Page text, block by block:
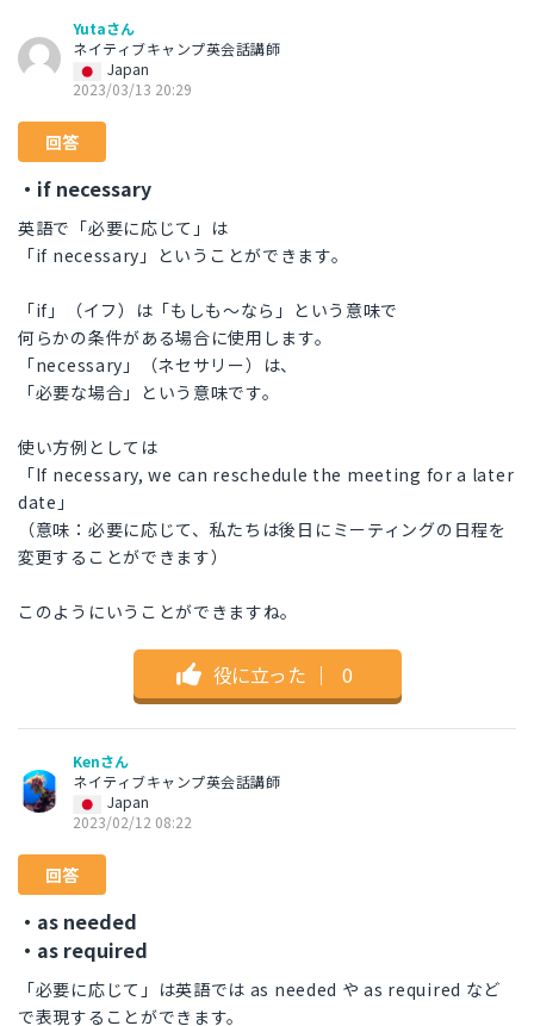
Yutaさん
ネイティブキャンプ英会話講師
Japan
2023/03/13 20:29
回答
・if necessary
英語で「必要に応じて」は
「if necessary」ということができます。
「if」（イフ）は「もしも〜なら」という意味で
何らかの条件がある場合に使用します。
「necessary」（ネセサリー）は、
「必要な場合」という意味です。
使い方例としては
「If necessary, we can reschedule the meeting for a later
date」
（意味：必要に応じて、私たちは後日にミーティングの日程を
変更することができます）
このようにいうことができますね。
役に立った ｜ 0
Kenさん
ネイティブキャンプ英会話講師
Japan
2023/02/12 08:22
回答
・as needed
・as required
「必要に応じて」は英語では as needed や as required など
で表現することができます。